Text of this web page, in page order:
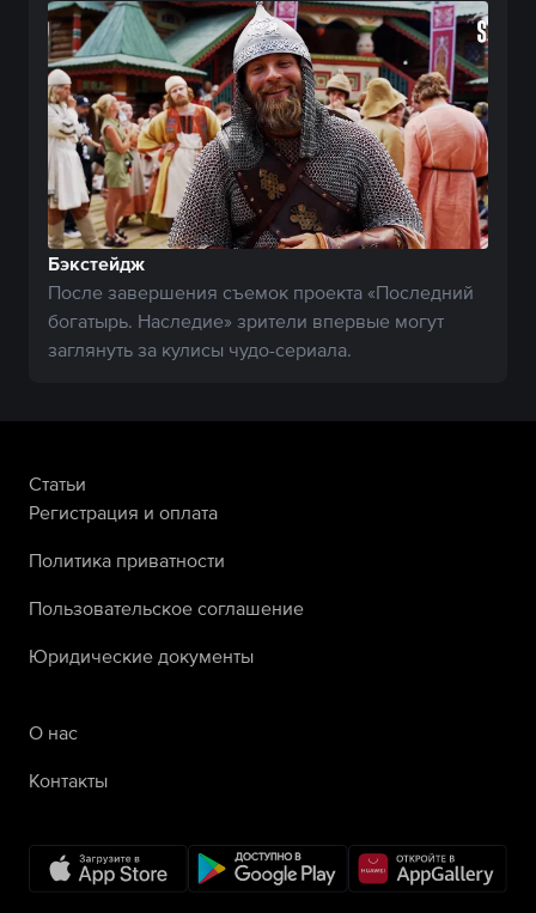
Бэкстейдж
После завершения съемок проекта «Последний
богатырь. Наследие» зрители впервые могут
заглянуть за кулисы чудо-сериала.
Статьи
Регистрация и оплата
Политика приватности
Пользовательское соглашение
Юридические документы
О нас
Контакты